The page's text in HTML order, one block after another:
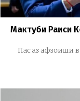
Мактуби Раиси
Пас аз афзоиши